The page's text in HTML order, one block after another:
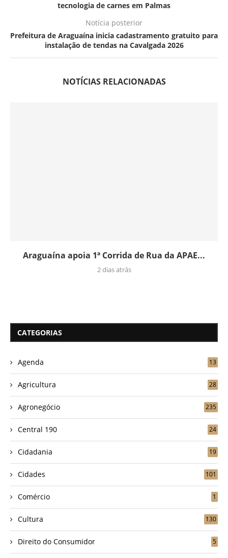
tecnologia de carnes em Palmas
Notícia posterior
Prefeitura de Araguaína inicia cadastramento gratuito para
instalação de tendas na Cavalgada 2026
NOTÍCIAS RELACIONADAS
Araguaína apoia 1ª Corrida de Rua da APAE...
2 dias atrás
CATEGORIAS
Agenda 13
Agricultura 28
Agronegócio 235
Central 190 24
Cidadania 19
Cidades 101
Comércio 1
Cultura 130
Direito do Consumidor 5